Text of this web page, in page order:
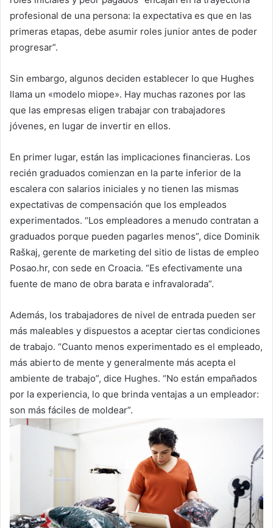
profesional de una persona: la expectativa es que en las
primeras etapas, debe asumir roles junior antes de poder
progresar”.
Sin embargo, algunos deciden establecer lo que Hughes
llama un «modelo miope». Hay muchas razones por las
que las empresas eligen trabajar con trabajadores
jóvenes, en lugar de invertir en ellos.
En primer lugar, están las implicaciones financieras. Los
recién graduados comienzan en la parte inferior de la
escalera con salarios iniciales y no tienen las mismas
expectativas de compensación que los empleados
experimentados. “Los empleadores a menudo contratan a
graduados porque pueden pagarles menos”, dice Dominik
Raškaj, gerente de marketing del sitio de listas de empleo
Posao.hr, con sede en Croacia. “Es efectivamente una
fuente de mano de obra barata e infravalorada”.
Además, los trabajadores de nivel de entrada pueden ser
más maleables y dispuestos a aceptar ciertas condiciones
de trabajo. “Cuanto menos experimentado es el empleado,
más abierto de mente y generalmente más acepta el
ambiente de trabajo”, dice Hughes. “No están empañados
por la experiencia, lo que brinda ventajas a un empleador:
son más fáciles de moldear”.